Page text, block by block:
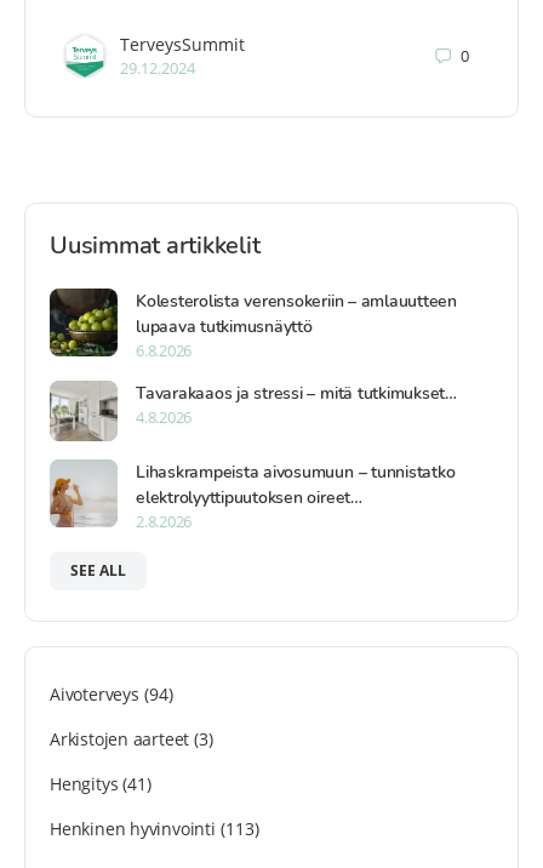
TerveysSummit
29.12.2024
0
Uusimmat artikkelit
Kolesterolista verensokeriin – amlauutteen
lupaava tutkimusnäyttö
6.8.2026
Tavarakaaos ja stressi – mitä tutkimukset…
4.8.2026
Lihaskrampeista aivosumuun – tunnistatko
elektrolyyttipuutoksen oireet…
2.8.2026
SEE ALL
Aivoterveys (94)
Arkistojen aarteet (3)
Hengitys (41)
Henkinen hyvinvointi (113)